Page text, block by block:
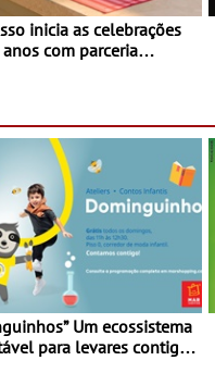
inicia as celebrações
com parceria
Um ecossistema
para levares contigo